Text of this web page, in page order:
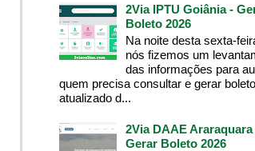
2Via IPTU Goiânia -
Boleto 2026
Na noite desta sexta-
nós fizemos um
das informações para
quem precisa consultar e gerar boleto
atualizado d...
2Via DAAE Araraquara
Gerar Boleto 2026